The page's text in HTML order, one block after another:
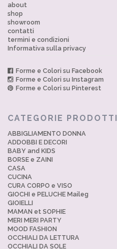
about
shop
showroom
contatti
termini e condizioni
Informativa sulla privacy
Forme e Colori su Facebook
Forme e Colori su Instagram
Forme e Colori su Pinterest
CATEGORIE PRODOTTI
ABBIGLIAMENTO DONNA
ADDOBBI E DECORI
BABY and KIDS
BORSE e ZAINI
CASA
CUCINA
CURA CORPO e VISO
GIOCHI e PELUCHE Maileg
GIOIELLI
MAMAN et SOPHIE
MERI MERI PARTY
MOOD FASHION
OCCHIALI DA LETTURA
OCCHIALI DA SOLE